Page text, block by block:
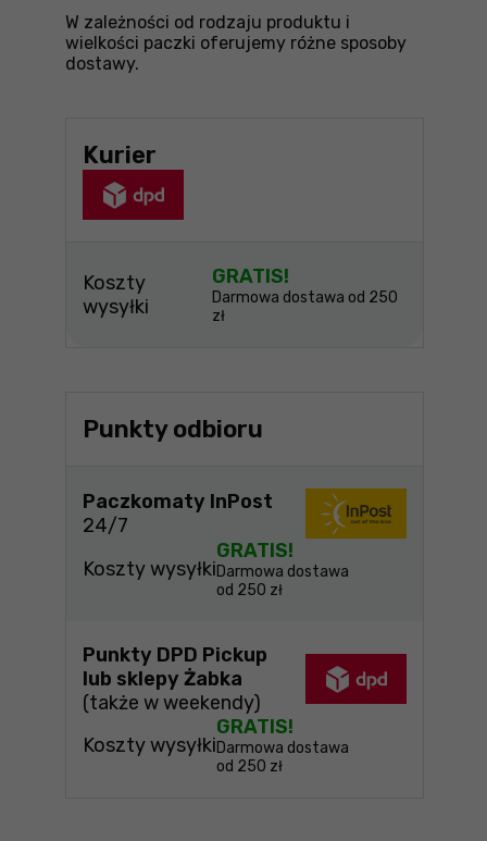
W zależności od rodzaju produktu i
wielkości paczki oferujemy różne sposoby
dostawy.
Kurier
Koszty
wysyłki
GRATIS!
Darmowa dostawa od 250
zł
Punkty odbioru
Paczkomaty InPost
24/7
Koszty wysyłki
GRATIS!
Darmowa dostawa
od 250 zł
Punkty DPD Pickup
lub sklepy Żabka
(także w weekendy)
Koszty wysyłki
GRATIS!
Darmowa dostawa
od 250 zł